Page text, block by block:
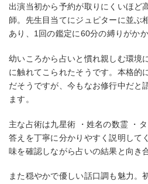
出演当初から予約が取りにくいほど
師。先生目当てにジュピターに並ぶ
あり、1回の鑑定に60分の縛りがか
幼いころから占いと慣れ親しむ環境
に触れてこられたそうです。本格的
だそうですが、今もなお修行中だと
ます。
主な占術は九星術 ・姓名の数霊 ・
答えを丁寧に分かりやすく説明して
味を確認しながら占いの結果と向き
また穏やかで優しい話口調も魅力。